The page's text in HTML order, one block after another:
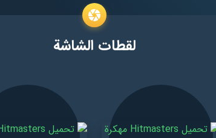
لقطات الشاشة